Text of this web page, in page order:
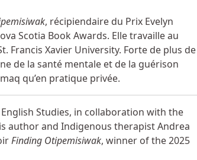
, récipiendaire du Prix Evelyn
Scotia Book Awards. Elle travaille au
Francis Xavier University. Forte de plus de
de la santé mentale et de la guérison
qu’en pratique privée.
Studies, in collaboration with the
author and Indigenous therapist Andrea
Finding Otipemisiwak, winner of the 2025